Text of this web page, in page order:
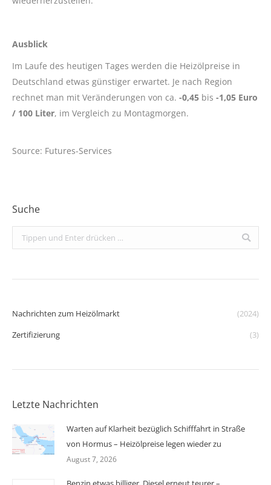
Ausblick
Im Laufe des heutigen Tages werden die Heizölpreise in
Deutschland etwas günstiger erwartet. Je nach Region
rechnet man mit Veränderungen von ca. -0,45 bis -1,05 Euro
/ 100 Liter, im Vergleich zu Montagmorgen.
Source: Futures-Services
Suche
Search:
Nachrichten zum Heizölmarkt
(2024)
Zertifizierung
(3)
Letzte Nachrichten
Warten auf Klarheit bezüglich Schifffahrt in Straße
von Hormus – Heizölpreise legen wieder zu
August 7, 2026